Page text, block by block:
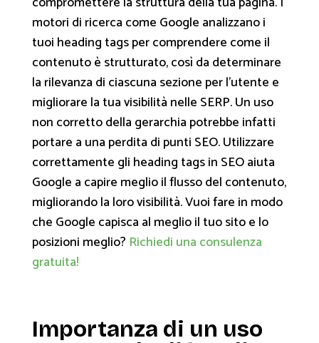
motori di ricerca come Google analizzano i
tuoi heading tags per comprendere come il
contenuto è strutturato, così da determinare
la rilevanza di ciascuna sezione per l’utente e
migliorare la tua visibilità nelle SERP. Un uso
non corretto della gerarchia potrebbe infatti
portare a una perdita di punti SEO. Utilizzare
correttamente gli heading tags in SEO aiuta
Google a capire meglio il flusso del contenuto,
migliorando la loro visibilità. Vuoi fare in modo
che Google capisca al meglio il tuo sito e lo
posizioni meglio? Richiedi una consulenza
gratuita!
Importanza di un uso